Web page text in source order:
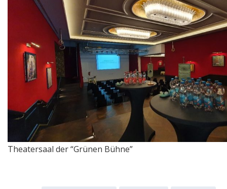
Theatersaal der “Grünen Bühne”